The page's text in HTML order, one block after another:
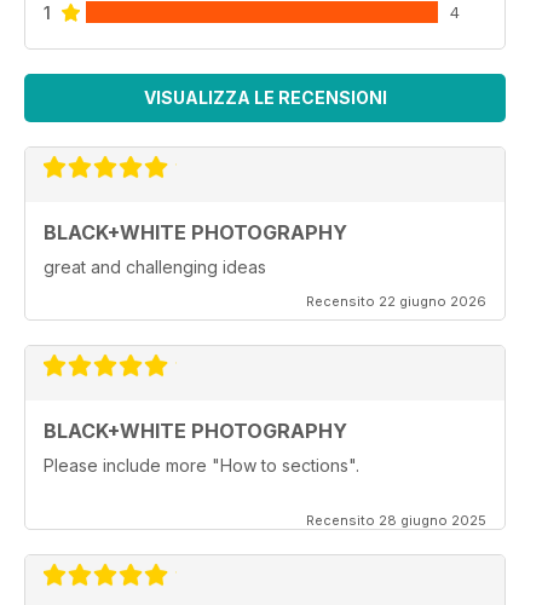
1 4
VISUALIZZA LE RECENSIONI
BLACK+WHITE PHOTOGRAPHY
great and challenging ideas
Recensito 22 giugno 2026
BLACK+WHITE PHOTOGRAPHY
Please include more "How to sections".
Recensito 28 giugno 2025